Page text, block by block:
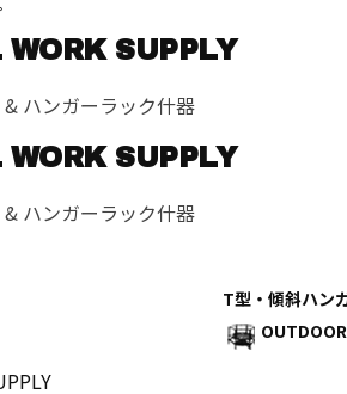
SUPPLY
ハンガーラック什器
SUPPLY
ハンガーラック什器
T型・傾斜ハン